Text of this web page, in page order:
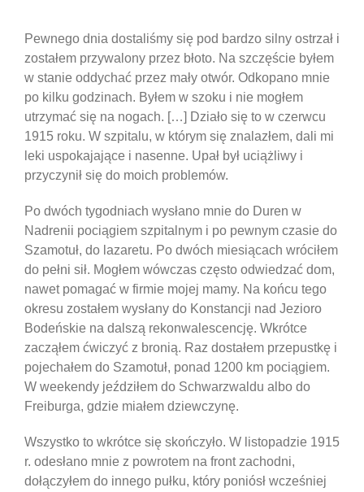
Pewnego dnia dostaliśmy się pod bardzo silny ostrzał i
zostałem przywalony przez błoto. Na szczęście byłem
w stanie oddychać przez mały otwór. Odkopano mnie
po kilku godzinach. Byłem w szoku i nie mogłem
utrzymać się na nogach. […] Działo się to w czerwcu
1915 roku. W szpitalu, w którym się znalazłem, dali mi
leki uspokajające i nasenne. Upał był uciążliwy i
przyczynił się do moich problemów.
Po dwóch tygodniach wysłano mnie do Duren w
Nadrenii pociągiem szpitalnym i po pewnym czasie do
Szamotuł, do lazaretu. Po dwóch miesiącach wróciłem
do pełni sił. Mogłem wówczas często odwiedzać dom,
nawet pomagać w firmie mojej mamy. Na końcu tego
okresu zostałem wysłany do Konstancji nad Jezioro
Bodeńskie na dalszą rekonwalescencję. Wkrótce
zacząłem ćwiczyć z bronią. Raz dostałem przepustkę i
pojechałem do Szamotuł, ponad 1200 km pociągiem.
W weekendy jeździłem do Schwarzwaldu albo do
Freiburga, gdzie miałem dziewczynę.
Wszystko to wkrótce się skończyło. W listopadzie 1915
r. odesłano mnie z powrotem na front zachodni,
dołączyłem do innego pułku, który poniósł wcześniej